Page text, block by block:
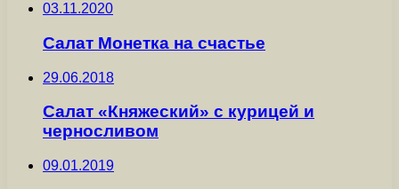
03.11.2020
Салат Монетка на счастье
29.06.2018
Салат «Княжеский» с курицей и
черносливом
09.01.2019